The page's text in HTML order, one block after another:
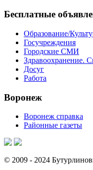
Бесплатные
Образование/
Госучреждения
Городские СМИ
Здравоохранение.
Досуг
Работа
Воронеж
Воронеж справка
Районные газеты
© 2009 - 2024